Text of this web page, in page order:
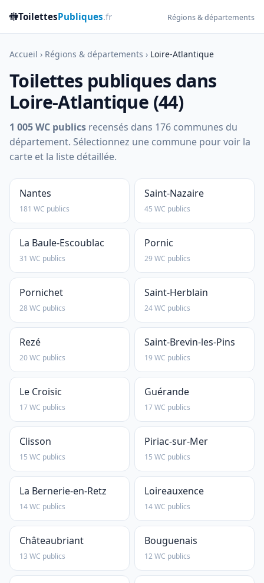
🚻ToilettesPubliques.fr Régions & départements
Accueil › Régions & départements › Loire-Atlantique
Toilettes publiques dans
Loire-Atlantique (44)
1 005 WC publics recensés dans 176 communes du
département. Sélectionnez une commune pour voir la
carte et la liste détaillée.
Nantes
181 WC publics
Saint-Nazaire
45 WC publics
La Baule-Escoublac
31 WC publics
Pornic
29 WC publics
Pornichet
28 WC publics
Saint-Herblain
24 WC publics
Rezé
20 WC publics
Saint-Brevin-les-Pins
19 WC publics
Le Croisic
17 WC publics
Guérande
17 WC publics
Clisson
15 WC publics
Piriac-sur-Mer
15 WC publics
La Bernerie-en-Retz
14 WC publics
Loireauxence
14 WC publics
Châteaubriant
13 WC publics
Bouguenais
12 WC publics